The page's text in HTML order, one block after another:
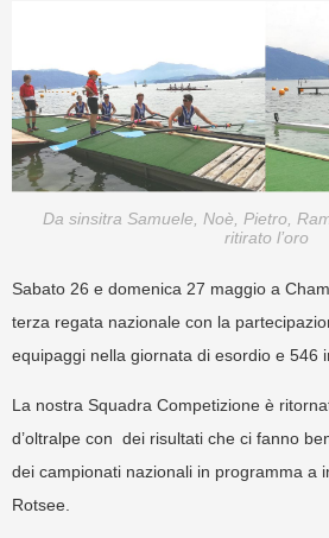
Da sinsitra Samuele, Noè, Pietro,
ritirato l’oro
Sabato 26 e domenica 27 maggio a
terza regata nazionale con la
equipaggi nella giornata di esordio e 546
La nostra Squadra Competizione è
d’oltralpe con dei risultati che ci fanno
dei campionati nazionali in programma a
Rotsee.